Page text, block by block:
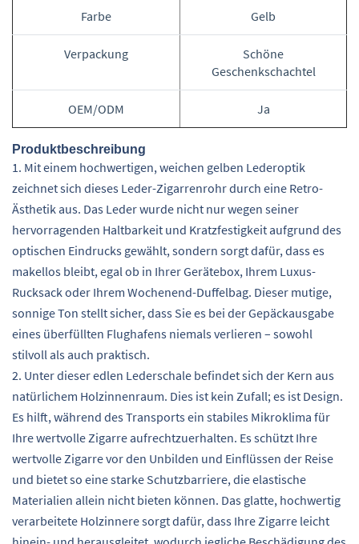
Farbe Gelb
Verpackung
Schöne
Geschenkschachtel
OEM/ODM Ja
Produktbeschreibung
1. Mit einem hochwertigen, weichen gelben Lederoptik
zeichnet sich dieses Leder-Zigarrenrohr durch eine Retro-
Ästhetik aus. Das Leder wurde nicht nur wegen seiner
hervorragenden Haltbarkeit und Kratzfestigkeit aufgrund des
optischen Eindrucks gewählt, sondern sorgt dafür, dass es
makellos bleibt, egal ob in Ihrer Gerätebox, Ihrem Luxus-
Rucksack oder Ihrem Wochenend-Duffelbag. Dieser mutige,
sonnige Ton stellt sicher, dass Sie es bei der Gepäckausgabe
eines überfüllten Flughafens niemals verlieren – sowohl
stilvoll als auch praktisch.
2. Unter dieser edlen Lederschale befindet sich der Kern aus
natürlichem Holzinnenraum. Dies ist kein Zufall; es ist Design.
Es hilft, während des Transports ein stabiles Mikroklima für
Ihre wertvolle Zigarre aufrechtzuerhalten. Es schützt Ihre
wertvolle Zigarre vor den Unbilden und Einflüssen der Reise
und bietet so eine starke Schutzbarriere, die elastische
Materialien allein nicht bieten können. Das glatte, hochwertig
verarbeitete Holzinnere sorgt dafür, dass Ihre Zigarre leicht